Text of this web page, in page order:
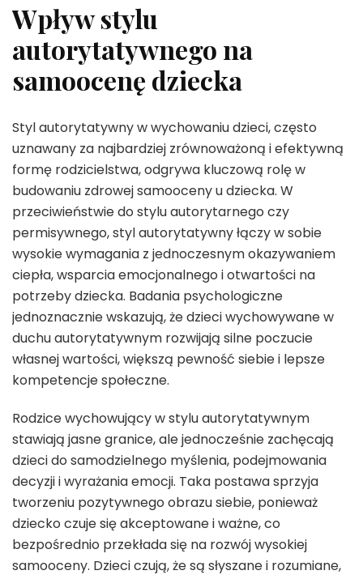
Wpływ stylu
autorytatywnego na
samoocenę dziecka
Styl autorytatywny w wychowaniu dzieci, często
uznawany za najbardziej zrównoważoną i efektywną
formę rodzicielstwa, odgrywa kluczową rolę w
budowaniu zdrowej samooceny u dziecka. W
przeciwieństwie do stylu autorytarnego czy
permisywnego, styl autorytatywny łączy w sobie
wysokie wymagania z jednoczesnym okazywaniem
ciepła, wsparcia emocjonalnego i otwartości na
potrzeby dziecka. Badania psychologiczne
jednoznacznie wskazują, że dzieci wychowywane w
duchu autorytatywnym rozwijają silne poczucie
własnej wartości, większą pewność siebie i lepsze
kompetencje społeczne.
Rodzice wychowujący w stylu autorytatywnym
stawiają jasne granice, ale jednocześnie zachęcają
dzieci do samodzielnego myślenia, podejmowania
decyzji i wyrażania emocji. Taka postawa sprzyja
tworzeniu pozytywnego obrazu siebie, ponieważ
dziecko czuje się akceptowane i ważne, co
bezpośrednio przekłada się na rozwój wysokiej
samooceny. Dzieci czują, że są słyszane i rozumiane,